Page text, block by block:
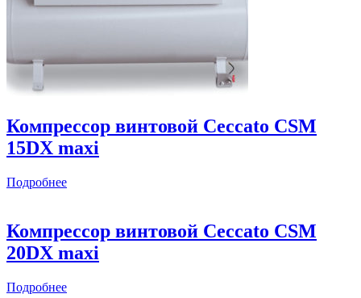
Компрессор винтовой Ceccato CSM
15DX maxi
Подробнее
Компрессор винтовой Ceccato CSM
20DX maxi
Подробнее